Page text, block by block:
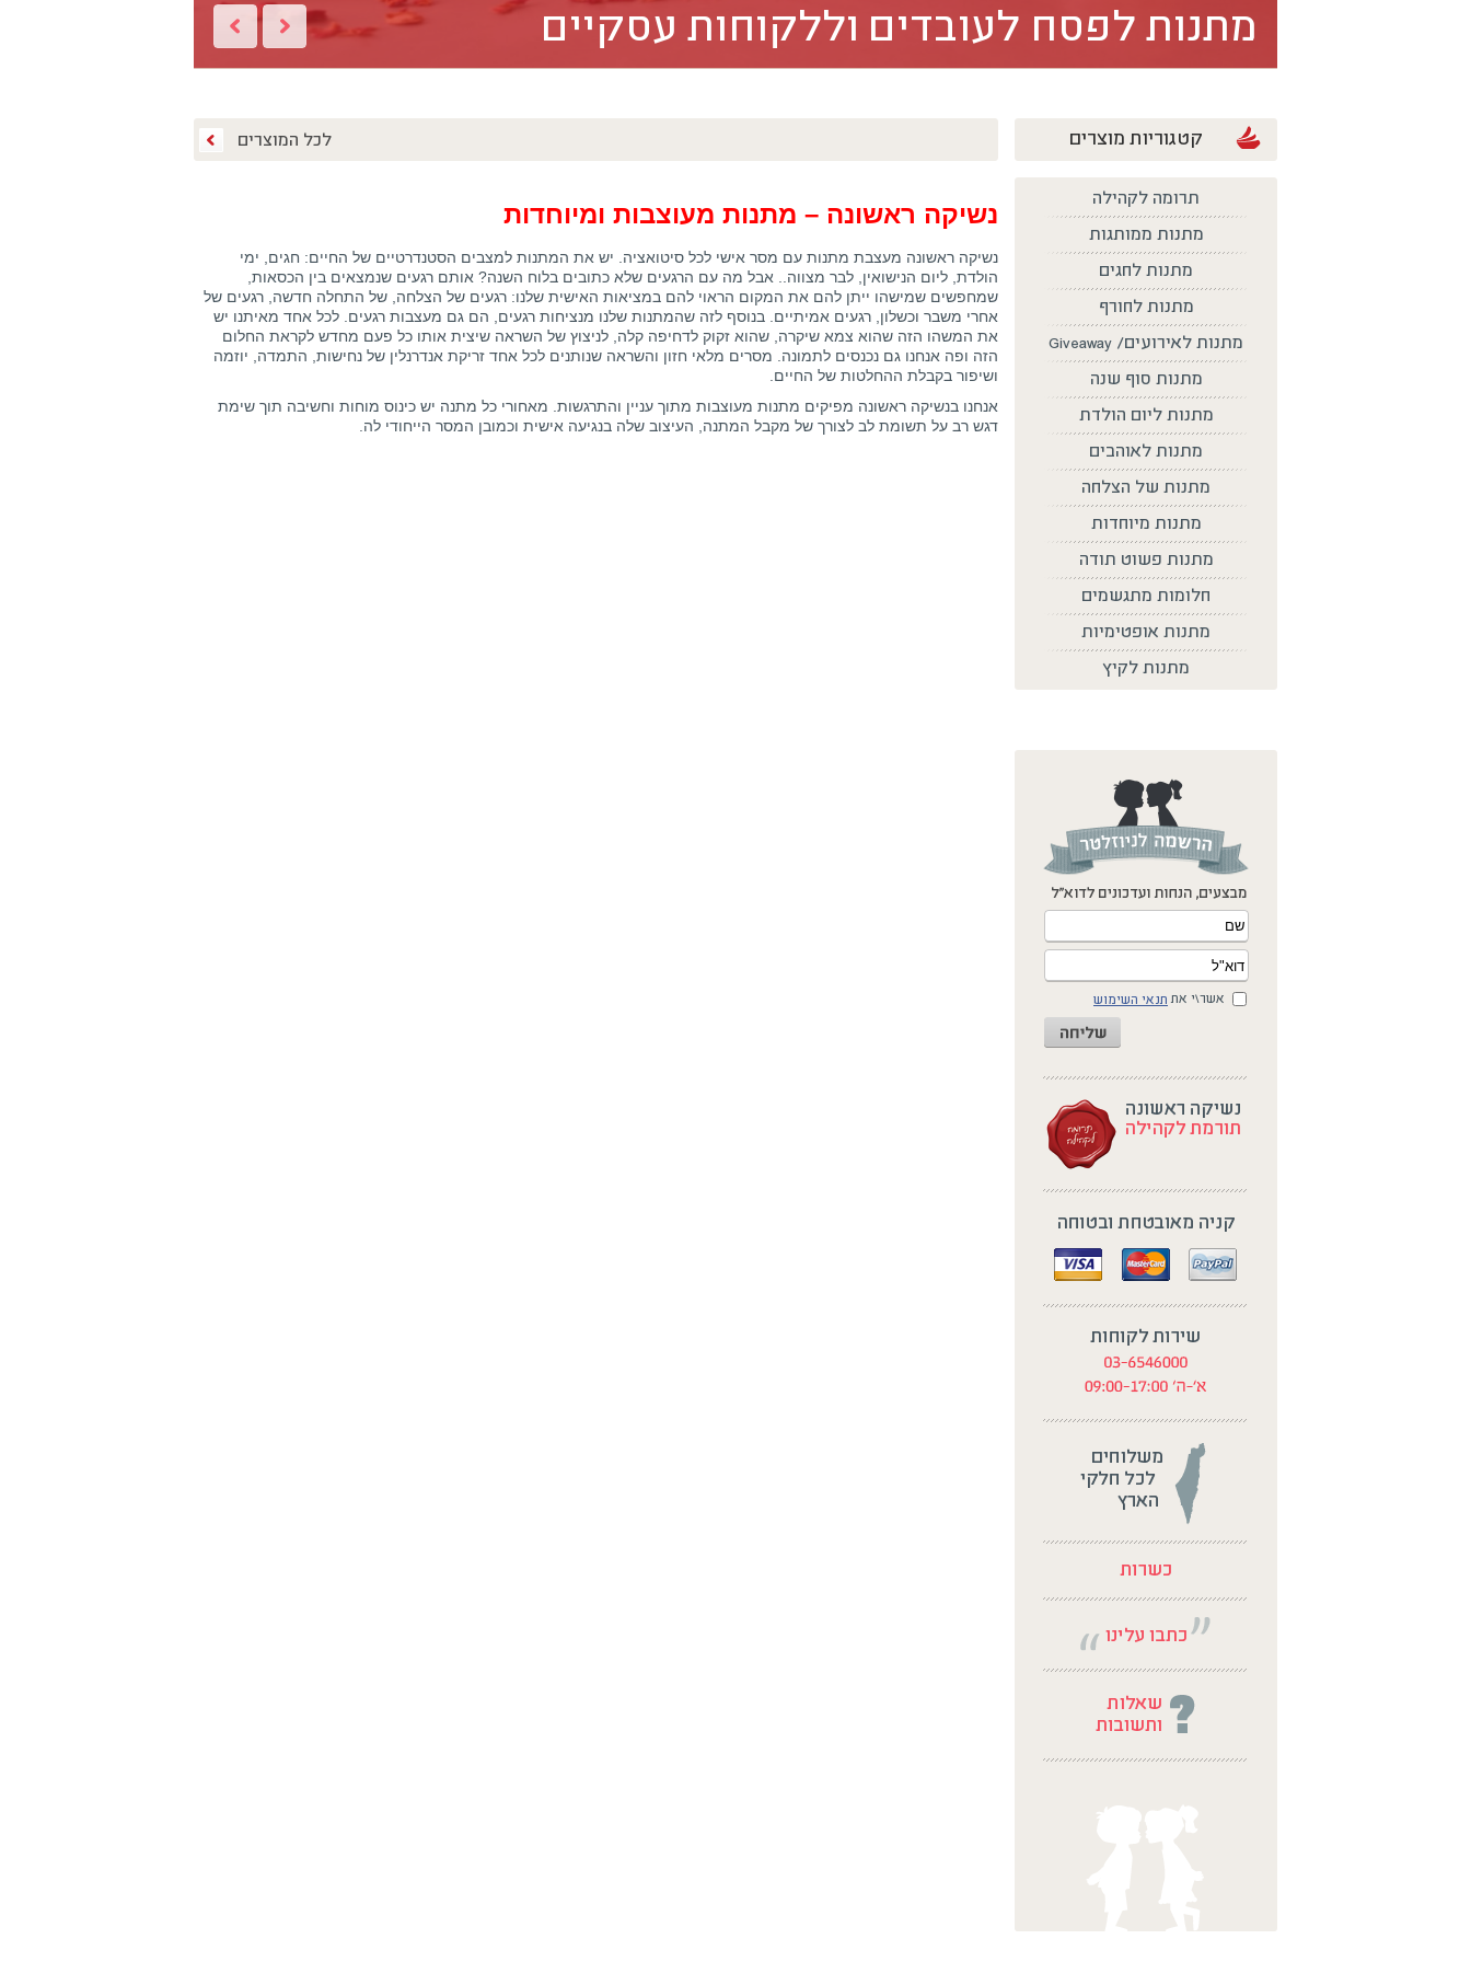
מתנות לפסח לעובדים וללקוחות עסקיים
קטגוריות מוצרים
תרומה לקהילה
מתנות ממותגות
מתנות לחגים
מתנות לחורף
מתנות לאירועים/ Giveaway
מתנות סוף שנה
מתנות ליום הולדת
מתנות לאוהבים
מתנות של הצלחה
מתנות מיוחדות
מתנות פשוט תודה
חלומות מתגשמים
מתנות אופטימיות
מתנות לקיץ
אשר\י את תנאי השימוש
לכל המוצרים
נשיקה ראשונה – מתנות מעוצבות ומיוחדות
נשיקה ראשונה מעצבת מתנות עם מסר אישי לכל סיטואציה. יש את המתנות למצבים הסטנדרטיים של החיים: חגים, ימי
הולדת, ליום הנישואין, לבר מצווה.. אבל מה עם הרגעים שלא כתובים בלוח השנה? אותם רגעים שנמצאים בין הכסאות,
שמחפשים שמישהו ייתן להם את המקום הראוי להם במציאות האישית שלנו: רגעים של הצלחה, של התחלה חדשה, רגעים של
אחרי משבר וכשלון, רגעים אמיתיים. בנוסף לזה שהמתנות שלנו מנציחות רגעים, הם גם מעצבות רגעים. לכל אחד מאיתנו יש
את המשהו הזה שהוא צמא שיקרה, שהוא זקוק לדחיפה קלה, לניצוץ של השראה שיצית אותו כל פעם מחדש לקראת החלום
הזה ופה אנחנו גם נכנסים לתמונה. מסרים מלאי חזון והשראה שנותנים לכל אחד זריקת אנדרנלין של נחישות, התמדה, יוזמה
ושיפור בקבלת ההחלטות של החיים.
אנחנו בנשיקה ראשונה מפיקים מתנות מעוצבות מתוך עניין והתרגשות. מאחורי כל מתנה יש כינוס מוחות וחשיבה תוך שימת
דגש רב על תשומת לב לצורך של מקבל המתנה, העיצוב שלה בנגיעה אישית וכמובן המסר הייחודי לה.